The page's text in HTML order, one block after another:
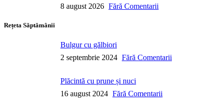
8 august 2026 Fără Comentarii
Rețeta Săptămânii
Bulgur cu gălbiori
2 septembrie 2024 Fără Comentarii
Plăcintă cu prune și nuci
16 august 2024 Fără Comentarii